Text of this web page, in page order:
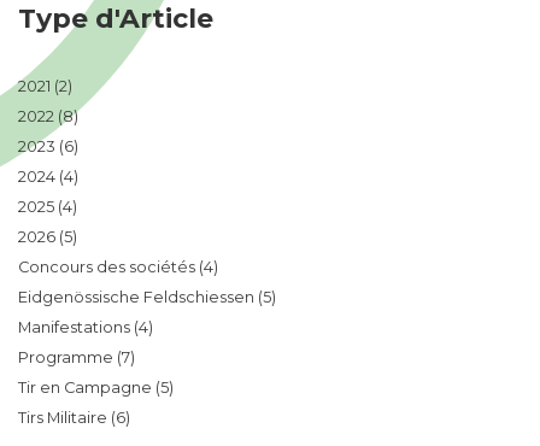
Type d'Article
2021 (2)
2022 (8)
2023 (6)
2024 (4)
2025 (4)
2026 (5)
Concours des sociétés (4)
Eidgenössische Feldschiessen (5)
Manifestations (4)
Programme (7)
Tir en Campagne (5)
Tirs Militaire (6)